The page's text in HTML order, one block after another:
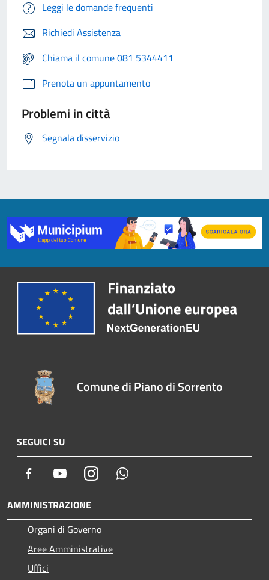
Leggi le domande frequenti
Richiedi Assistenza
Chiama il comune 081 5344411
Prenota un appuntamento
Problemi in città
Segnala disservizio
Comune di Piano di Sorrento
SEGUICI SU
Facebook YoutubeInstagram
AMMINISTRAZIONE
Organi di Governo
Aree Amministrative
Uffici